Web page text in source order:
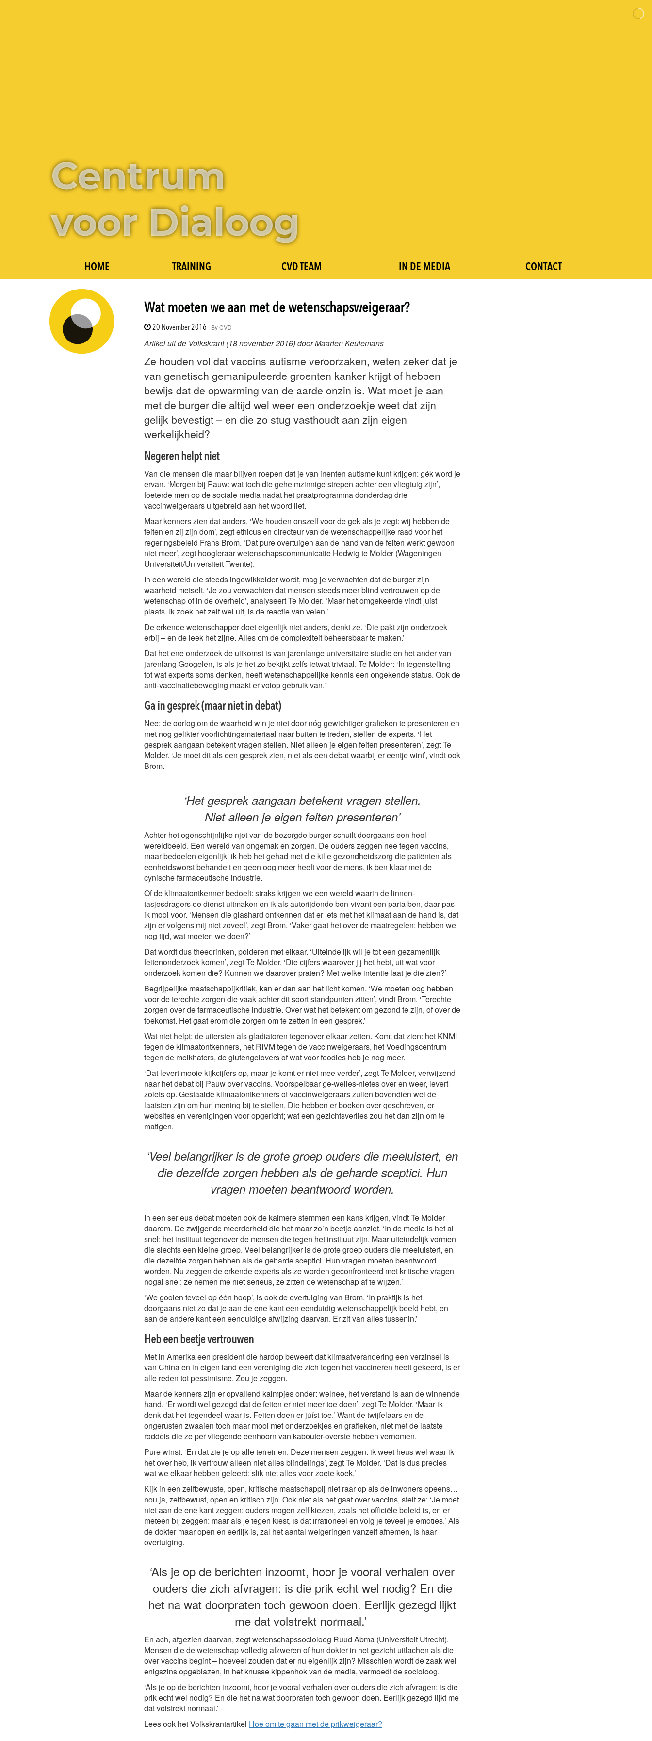
HOME TRAINING CVD TEAM IN DE MEDIA CONTACT
Wat moeten we aan met de wetenschapsweigeraar?
20 November 2016 | By CVD
Artikel uit de Volkskrant (18 november 2016) door Maarten Keulemans
Ze houden vol dat vaccins autisme veroorzaken, weten zeker dat je
van genetisch gemanipuleerde groenten kanker krijgt of hebben
bewijs dat de opwarming van de aarde onzin is. Wat moet je aan
met de burger die altijd wel weer een onderzoekje weet dat zijn
gelijk bevestigt – en die zo stug vasthoudt aan zijn eigen
werkelijkheid?
Negeren helpt niet
Van die mensen die maar blijven roepen dat je van inenten autisme kunt krijgen: gék word je
ervan. ‘Morgen bij Pauw: wat toch die geheimzinnige strepen achter een vliegtuig zijn’,
foeterde men op de sociale media nadat het praatprogramma donderdag drie
vaccinweigeraars uitgebreid aan het woord liet.
Maar kenners zien dat anders. ‘We houden onszelf voor de gek als je zegt: wij hebben de
feiten en zij zijn dom’, zegt ethicus en directeur van de wetenschappelijke raad voor het
regeringsbeleid Frans Brom. ‘Dat pure overtuigen aan de hand van de feiten werkt gewoon
niet meer’, zegt hoogleraar wetenschapscommunicatie Hedwig te Molder (Wageningen
Universiteit/Universiteit Twente).
In een wereld die steeds ingewikkelder wordt, mag je verwachten dat de burger zijn
waarheid metselt. ‘Je zou verwachten dat mensen steeds meer blind vertrouwen op de
wetenschap of in de overheid’, analyseert Te Molder. ‘Maar het omgekeerde vindt juist
plaats. Ik zoek het zelf wel uit, is de reactie van velen.’
De erkende wetenschapper doet eigenlijk niet anders, denkt ze. ‘Die pakt zijn onderzoek
erbij – en de leek het zijne. Alles om de complexiteit beheersbaar te maken.’
Dat het ene onderzoek de uitkomst is van jarenlange universitaire studie en het ander van
jarenlang Googelen, is als je het zo bekijkt zelfs ietwat triviaal. Te Molder: ‘In tegenstelling
tot wat experts soms denken, heeft wetenschappelijke kennis een ongekende status. Ook de
anti-vaccinatiebeweging maakt er volop gebruik van.’
Ga in gesprek (maar niet in debat)
Nee: de oorlog om de waarheid win je niet door nóg gewichtiger grafieken te presenteren en
met nog gelikter voorlichtingsmateriaal naar buiten te treden, stellen de experts. ‘Het
gesprek aangaan betekent vragen stellen. Niet alleen je eigen feiten presenteren’, zegt Te
Molder. ‘Je moet dit als een gesprek zien, niet als een debat waarbij er eentje wint’, vindt ook
Brom.
‘Het gesprek aangaan betekent vragen stellen.
Niet alleen je eigen feiten presenteren’
Achter het ogenschijnlijke njet van de bezorgde burger schuilt doorgaans een heel
wereldbeeld. Een wereld van ongemak en zorgen. De ouders zeggen nee tegen vaccins,
maar bedoelen eigenlijk: ik heb het gehad met die kille gezondheidszorg die patiënten als
eenheidsworst behandelt en geen oog meer heeft voor de mens, ik ben klaar met de
cynische farmaceutische industrie.
Of de klimaatontkenner bedoelt: straks krijgen we een wereld waarin de linnen-
tasjesdragers de dienst uitmaken en ik als autorijdende bon-vivant een paria ben, daar pas
ik mooi voor. ‘Mensen die glashard ontkennen dat er iets met het klimaat aan de hand is, dat
zijn er volgens mij niet zoveel’, zegt Brom. ‘Vaker gaat het over de maatregelen: hebben we
nog tijd, wat moeten we doen?’
Dat wordt dus theedrinken, polderen met elkaar. ‘Uiteindelijk wil je tot een gezamenlijk
feitenonderzoek komen’, zegt Te Molder. ‘Die cijfers waarover jij het hebt, uit wat voor
onderzoek komen die? Kunnen we daarover praten? Met welke intentie laat je die zien?’
Begrijpelijke maatschappijkritiek, kan er dan aan het licht komen. ‘We moeten oog hebben
voor de terechte zorgen die vaak achter dit soort standpunten zitten’, vindt Brom. ‘Terechte
zorgen over de farmaceutische industrie. Over wat het betekent om gezond te zijn, of over de
toekomst. Het gaat erom die zorgen om te zetten in een gesprek.’
Wat niet helpt: de uitersten als gladiatoren tegenover elkaar zetten. Komt dat zien: het KNMI
tegen de klimaatontkenners, het RIVM tegen de vaccinweigeraars, het Voedingscentrum
tegen de melkhaters, de glutengelovers of wat voor foodies heb je nog meer.
‘Dat levert mooie kijkcijfers op, maar je komt er niet mee verder’, zegt Te Molder, verwijzend
naar het debat bij Pauw over vaccins. Voorspelbaar ge-welles-nietes over en weer, levert
zoiets op. Gestaalde klimaatontkenners of vaccinweigeraars zullen bovendien wel de
laatsten zijn om hun mening bij te stellen. Die hebben er boeken over geschreven, er
websites en verenigingen voor opgericht; wat een gezichtsverlies zou het dan zijn om te
matigen.
‘Veel belangrijker is de grote groep ouders die meeluistert, en
die dezelfde zorgen hebben als de geharde sceptici. Hun
vragen moeten beantwoord worden.
In een serieus debat moeten ook de kalmere stemmen een kans krijgen, vindt Te Molder
daarom. De zwijgende meerderheid die het maar zo’n beetje aanziet. ‘In de media is het al
snel: het instituut tegenover de mensen die tegen het instituut zijn. Maar uiteindelijk vormen
die slechts een kleine groep. Veel belangrijker is de grote groep ouders die meeluistert, en
die dezelfde zorgen hebben als de geharde sceptici. Hun vragen moeten beantwoord
worden. Nu zeggen de erkende experts als ze worden geconfronteerd met kritische vragen
nogal snel: ze nemen me niet serieus, ze zitten de wetenschap af te wijzen.’
‘We gooien teveel op één hoop’, is ook de overtuiging van Brom. ‘In praktijk is het
doorgaans niet zo dat je aan de ene kant een eenduidig wetenschappelijk beeld hebt, en
aan de andere kant een eenduidige afwijzing daarvan. Er zit van alles tussenin.’
Heb een beetje vertrouwen
Met in Amerika een president die hardop beweert dat klimaatverandering een verzinsel is
van China en in eigen land een vereniging die zich tegen het vaccineren heeft gekeerd, is er
alle reden tot pessimisme. Zou je zeggen.
Maar de kenners zijn er opvallend kalmpjes onder: welnee, het verstand is aan de winnende
hand. ‘Er wordt wel gezegd dat de feiten er niet meer toe doen’, zegt Te Molder. ‘Maar ik
denk dat het tegendeel waar is. Feiten doen er júíst toe.’ Want de twijfelaars en de
ongerusten zwaaien toch maar mooi met onderzoekjes en grafieken, niet met de laatste
roddels die ze per vliegende eenhoorn van kabouter-overste hebben vernomen.
Pure winst. ‘En dat zie je op alle terreinen. Deze mensen zeggen: ik weet heus wel waar ik
het over heb, ik vertrouw alleen niet alles blindelings’, zegt Te Molder. ‘Dat is dus precies
wat we elkaar hebben geleerd: slik niet alles voor zoete koek.’
Kijk in een zelfbewuste, open, kritische maatschappij niet raar op als de inwoners opeens…
nou ja, zelfbewust, open en kritisch zijn. Ook niet als het gaat over vaccins, stelt ze: ‘Je moet
niet aan de ene kant zeggen: ouders mogen zelf kiezen, zoals het officiële beleid is, en er
meteen bij zeggen: maar als je tegen kiest, is dat irrationeel en volg je teveel je emoties.’ Als
de dokter maar open en eerlijk is, zal het aantal weigeringen vanzelf afnemen, is haar
overtuiging.
‘Als je op de berichten inzoomt, hoor je vooral verhalen over
ouders die zich afvragen: is die prik echt wel nodig? En die
het na wat doorpraten toch gewoon doen. Eerlijk gezegd lijkt
me dat volstrekt normaal.’
En ach, afgezien daarvan, zegt wetenschapssocioloog Ruud Abma (Universiteit Utrecht).
Mensen die de wetenschap volledig afzweren of hun dokter in het gezicht uitlachen als die
over vaccins begint – hoeveel zouden dat er nu eigenlijk zijn? Misschien wordt de zaak wel
enigszins opgeblazen, in het knusse kippenhok van de media, vermoedt de socioloog.
‘Als je op de berichten inzoomt, hoor je vooral verhalen over ouders die zich afvragen: is die
prik echt wel nodig? En die het na wat doorpraten toch gewoon doen. Eerlijk gezegd lijkt me
dat volstrekt normaal.’
Lees ook het Volkskrantartikel Hoe om te gaan met de prikweigeraar?